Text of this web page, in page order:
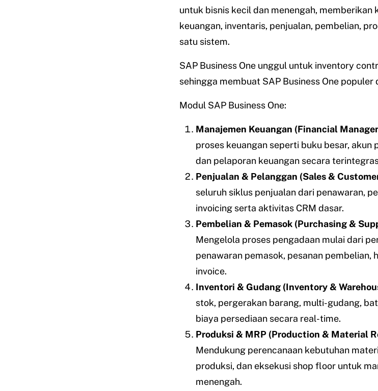
untuk bisnis kecil dan menengah, memberikan
keuangan, inventaris, penjualan, pembelian,
satu sistem.
SAP Business One unggul untuk inventory
sehingga membuat SAP Business One populer
Modul SAP Business One:
Manajemen Keuangan (Financial
proses keuangan seperti buku besar, akun
dan pelaporan keuangan secara
Penjualan & Pelanggan (Sales &
seluruh siklus penjualan dari penawaran,
invoicing serta aktivitas CRM dasar.
Pembelian & Pemasok (Purchasing &
Mengelola proses pengadaan mulai dari
penawaran pemasok, pesanan pembelian,
invoice.
Inventori & Gudang (Inventory &
stok, pergerakan barang, multi-gudang,
biaya persediaan secara real-time.
Produksi & MRP (Production & Material
Mendukung perencanaan kebutuhan
produksi, dan eksekusi shop floor untuk
menengah.